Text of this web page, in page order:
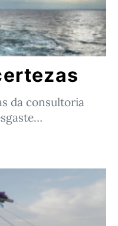
da consultoria